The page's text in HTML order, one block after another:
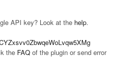
API key? Look at the help.
the FAQ of the plugin or send error